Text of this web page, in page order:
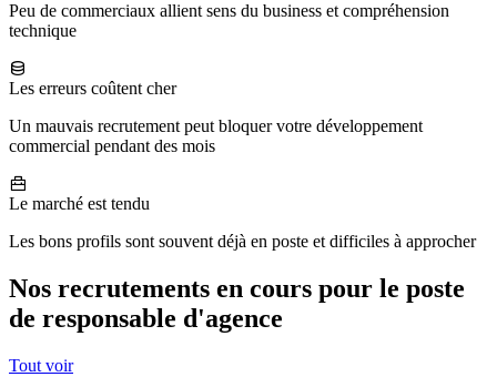
Peu de commerciaux allient sens du business et compréhension
technique
Les erreurs coûtent cher
Un mauvais recrutement peut bloquer votre développement
commercial pendant des mois
Le marché est tendu
Les bons profils sont souvent déjà en poste et difficiles à approcher
Nos recrutements en cours pour le poste
de responsable d'agence
Tout voir